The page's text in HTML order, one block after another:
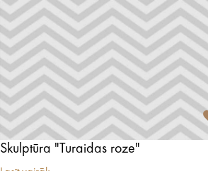
Skulptūra "Turaidas roze"